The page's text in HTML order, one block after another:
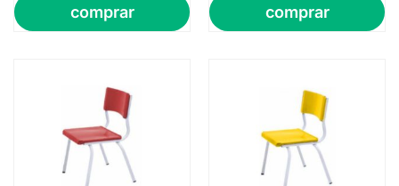
comprar comprar